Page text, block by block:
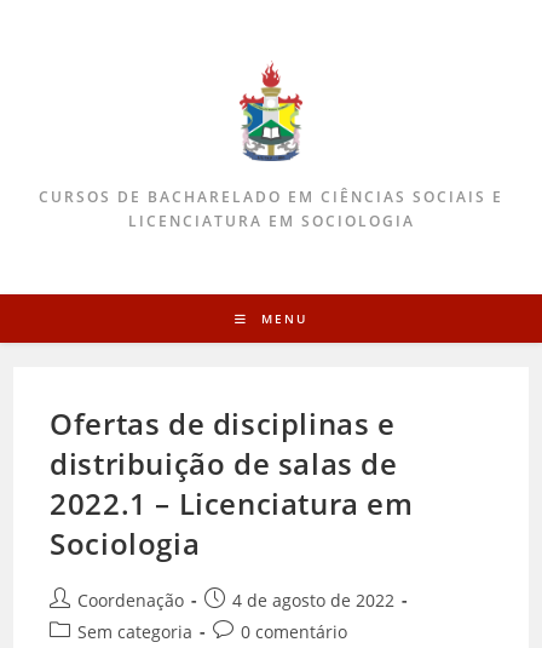
CURSOS DE BACHARELADO EM CIÊNCIAS SOCIAIS E
LICENCIATURA EM SOCIOLOGIA
MENU
Ofertas de disciplinas e
distribuição de salas de
2022.1 – Licenciatura em
Sociologia
Coordenação
4 de agosto de 2022
Sem categoria
0 comentário